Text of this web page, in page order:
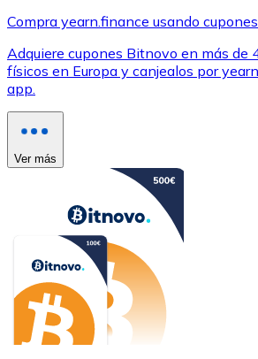
Compra yearn.finance usando cupones
Adquiere cupones Bitnovo en más de
físicos en Europa y canjealos por
app.
Ver más